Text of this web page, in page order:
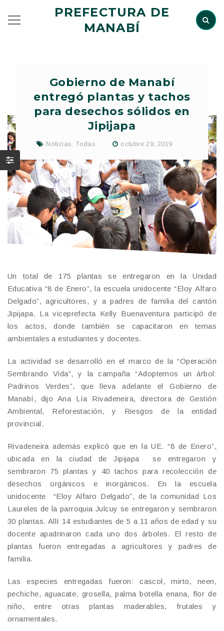
PREFECTURA DE
MANABÍ
Gobierno de Manabí
entregó plantas y tachos
para desechos sólidos en
Jipijapa
Noticias Todas octubre 29, 2019
Un total de 175 plantas se entregaron en la Unidad
Educativa “8 de Enero”, la escuela unidocente “Eloy Alfaro
Delgado”, agricultores, y a padres de familia del cantón
Jipijapa. La viceprefecta Kelly Buenaventura participó de
los actos, donde también se capacitaron en temas
ambientales a estudiantes y docentes.
La actividad se desarrolló en el marco de la “Operación
Sembrando Vida”, y la campaña “Adoptemos un árbol:
Padrinos Verdes”, que lleva adelante el Gobierno de
Manabí, dijo Ana Lía Rivadeneira, directora de Gestión
Ambiental, Reforestación, y Riesgos de la entidad
provincial.
Rivadeneira además explicó que en la UE. “8 de Enero”,
ubicada en la ciudad de Jipijapa se entregaron y
sembraron 75 plantas y 40 tachos para recolección de
desechos orgánicos e inorgánicos. En la escuela
unidocente “Eloy Alfaro Delgado”, de la comunidad Los
Laureles de la parroquia Julcuy se entregaron y sembraron
30 plantas. Allí 14 estudiantes de 5 a 11 años de edad y su
docente apadrinaron cada uno dos árboles. El resto de
plantas fueron entregadas a agricultores y padres de
familia.
Las especies entregadas fueron: cascol, mirto, neen,
pechiche, aguacate, grosella, palma botella enana, flor de
niño, entre otras plantas maderables, frutales y
ornamentales.